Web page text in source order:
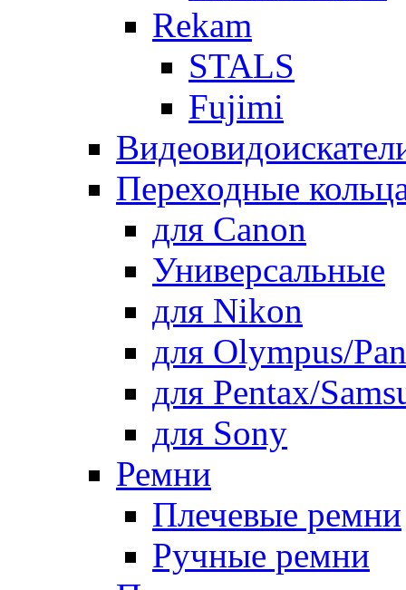
Rekam
STALS
Fujimi
Переходные
для Canon
Универсальные
для Nikon
для Olympus/
для Pentax/
для Sony
Ремни
Плечевые ремни
Ручные ремни